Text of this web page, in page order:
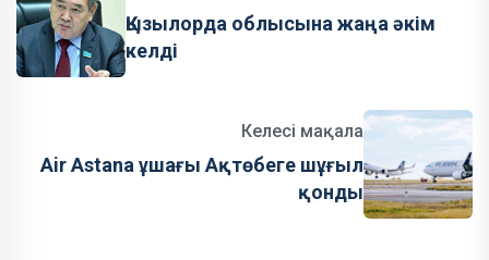
Қызылорда облысына жаңа әкім
келді
Келесі мақала
Air Astana ұшағы Ақтөбеге шұғыл
қонды